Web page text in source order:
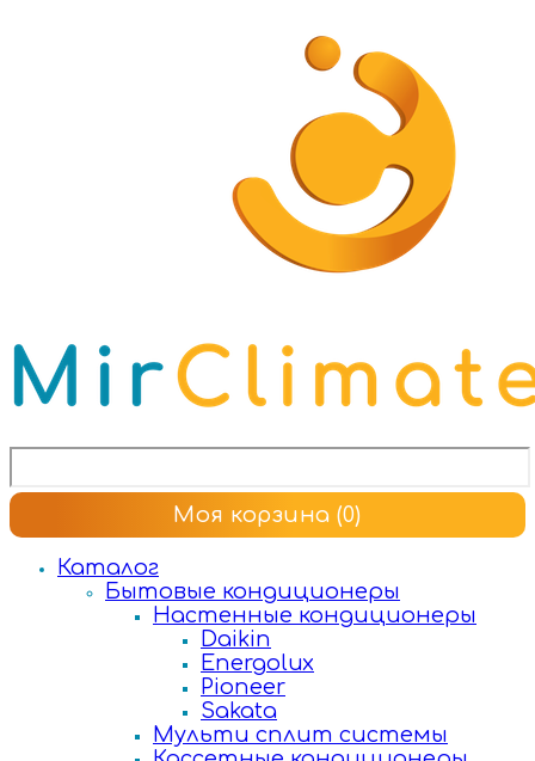
Моя корзина (0)
Каталог
Бытовые кондиционеры
Настенные кондиционеры
Daikin
Energolux
Pioneer
Sakata
Мульти сплит системы